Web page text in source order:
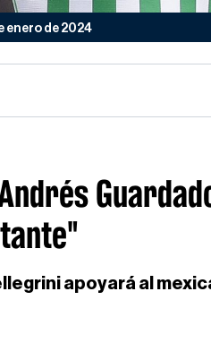
enero de 2024
apoyará al